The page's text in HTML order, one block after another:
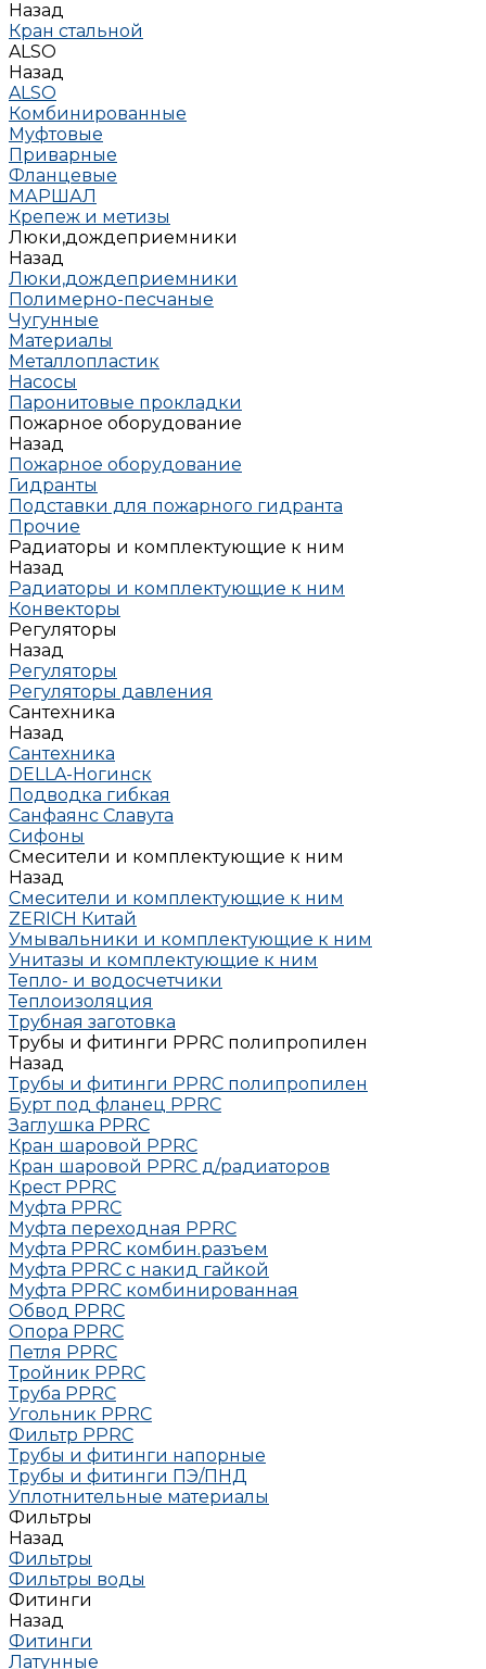
Назад
Кран стальной
ALSO
Назад
ALSO
Комбинированные
Муфтовые
Приварные
Фланцевые
МАРШАЛ
Крепеж и метизы
Люки,дождеприемники
Назад
Люки,дождеприемники
Полимерно-песчаные
Чугунные
Материалы
Металлопластик
Насосы
Паронитовые прокладки
Пожарное оборудование
Назад
Пожарное оборудование
Гидранты
Подставки для пожарного гидранта
Прочие
Радиаторы и комплектующие к ним
Назад
Радиаторы и комплектующие к ним
Конвекторы
Регуляторы
Назад
Регуляторы
Регуляторы давления
Сантехника
Назад
Сантехника
DELLA-Ногинск
Подводка гибкая
Санфаянс Славута
Сифоны
Смесители и комплектующие к ним
Назад
Смесители и комплектующие к ним
ZERICH Китай
Умывальники и комплектующие к ним
Унитазы и комплектующие к ним
Тепло- и водосчетчики
Теплоизоляция
Трубная заготовка
Трубы и фитинги PPRC полипропилен
Назад
Трубы и фитинги PPRC полипропилен
Бурт под фланец РРRC
Заглушка РРRC
Кран шаровой PPRC
Кран шаровой PPRC д/радиаторов
Крест PPRC
Муфта PPRC
Муфта переходная PPRC
Муфта РРRC комбин.разъем
Муфта PPRC с накид гайкой
Муфта РРRC комбинированная
Обвод РРRC
Опора РРRC
Петля РРRC
Тройник РРRC
Труба РРRC
Угольник РРRC
Фильтр PPRC
Трубы и фитинги напорные
Трубы и фитинги ПЭ/ПНД
Уплотнительные материалы
Фильтры
Назад
Фильтры
Фильтры воды
Фитинги
Назад
Фитинги
Латунные